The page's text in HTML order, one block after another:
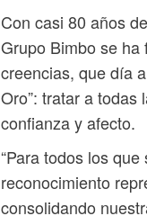
Con casi 80 años
Grupo Bimbo se
creencias, que día
Oro”: tratar a todas
confianza y afecto.
“Para todos los
reconocimiento
consolidando